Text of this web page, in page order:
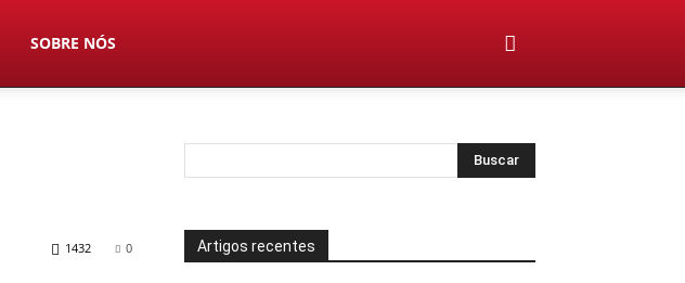
SOBRE NÓS
0
1432 Artigos recentes